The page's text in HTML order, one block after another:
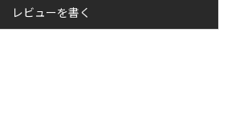
レビューを書く